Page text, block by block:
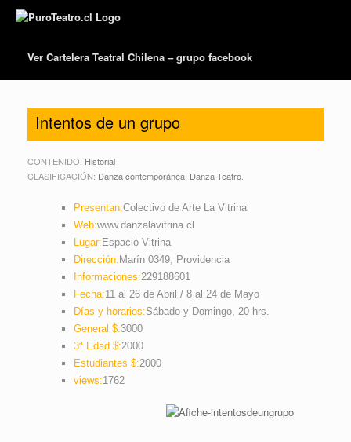
Ver Cartelera Teatral Chilena – grupo facebook
Intentos de un grupo
CONTENIDO: Historial
CLASIFICACIÓN: Danza contemporánea Danza Teatro
Presentan:Colectivo de Arte La Vitrina
Web:www.danzalavitrina.cl
Lugar:Espacio Vitrina
Dirección:Marín 0349, Providencia
Informaciones:229188601
Fecha:11 al 26 de Abril / 8 al 24 de Mayo
Días y horarios:Sábado y Domingo, 20 hrs.
General $:3000
3ª Edad $:2000
Estudiantes $:2000
views:1762